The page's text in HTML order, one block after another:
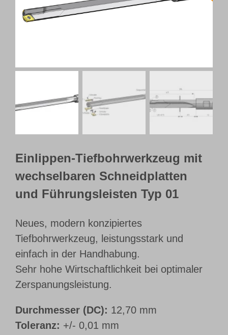
Webshop
Einlippen-Tiefbohrwerkzeug mit
wechselbaren Schneidplatten
und Führungsleisten Typ 01
Neues, modern konzipiertes
Tiefbohrwerkzeug, leistungsstark und
einfach in der Handhabung.
Sehr hohe Wirtschaftlichkeit bei optimaler
Zerspanungsleistung.
Durchmesser (DC): 12,70 mm
Toleranz: +/- 0,01 mm